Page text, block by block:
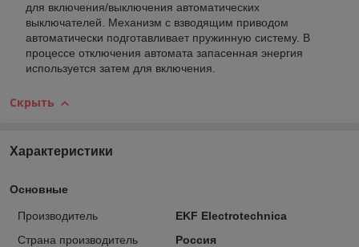
для включения/выключения автоматических
выключателей. Механизм с взводящим приводом
автоматически подготавливает пружинную систему. В
процессе отключения автомата запасенная энергия
используется затем для включения.
Скрыть
Характеристики
Основные
Производитель
EKF Electrotechnica
Страна производитель
Россия